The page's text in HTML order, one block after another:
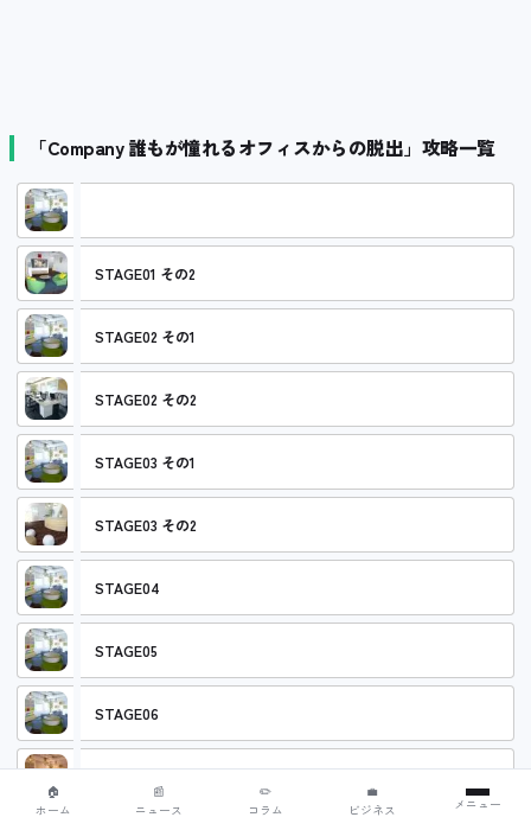
「Company 誰もが憧れるオフィスからの脱出」攻略一覧
STAGE01 その2
STAGE02 その1
STAGE02 その2
STAGE03 その1
STAGE03 その2
STAGE04
STAGE05
STAGE06
🏠
ホーム
📰
ニュース
✏️
コラム
💼
ビジネス
メニュー